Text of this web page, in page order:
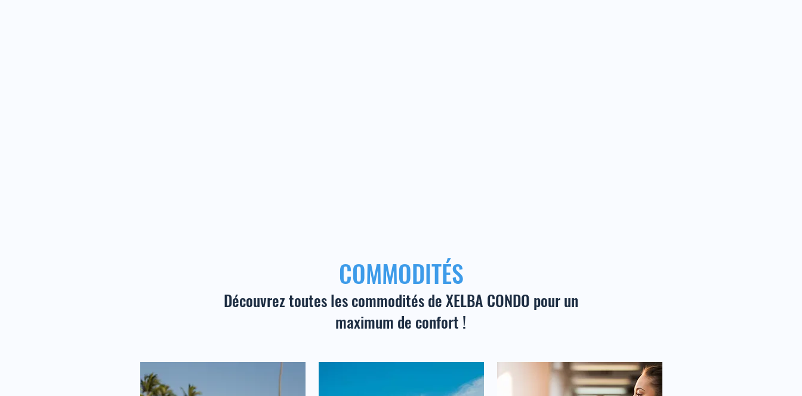
COMMODITÉS
Découvrez toutes les commodités de XELBA CONDO pour un
maximum de confort !